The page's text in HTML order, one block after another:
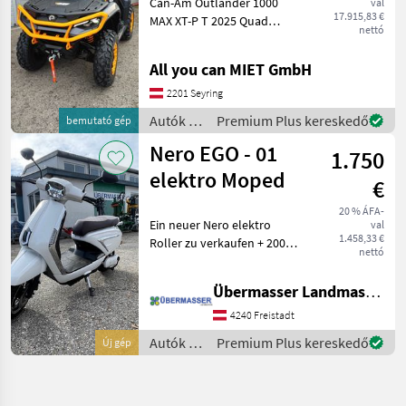
bemutató gép
Quad
17.915,83 €
nettó
MAX XT-P T 2025 Quad
ausgestattet mit
einstellbaren FOX 1.5
PODIUM QS3, 14“-Beadlock-
Felgen.
All you can MIET GmbH
2201 Seyring
Autók /
Motorkerékpárok
/
Sonstige
Premium Plus kereskedő
Új gép
Nero EGO - 01
elektro Moped
1.750
€
20 % ÁFA-
val
1.458,33 €
nettó
Ein neuer Nero elektro
Roller zu verkaufen + 2000
vorne + Hydraulische
Scheibenbremse vorne +
Trommenbremse hinten +
Übermasser Landmaschinenhandel
4240 Freistadt
Autók /
Motorkerékpárok
Premium Plus kereskedő